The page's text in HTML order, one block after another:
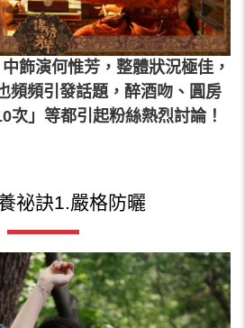
飾演何惟芳，整體狀況極佳，
頻頻引發話題，醉酒吻、圓房
次」等都引起粉絲熱烈討論！
祕訣1.嚴格防曬